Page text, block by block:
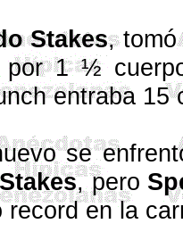
Stakes, tomó
por 1 ½
entraba 15
se
, pero
en la